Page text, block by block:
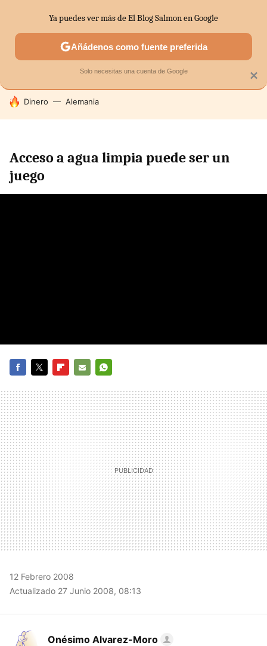
SECTORES ECONOMÍA DOMÉSTICA MERCADOS
HOY SE HABLA DE
Dinero Alemania
Acceso a agua limpia puede ser un
juego
MAIL
12 Febrero 2008
Actualizado 27 Junio 2008, 08:13
Onésimo Alvarez-Moro
×
Ya puedes ver más de El Blog Salmon en Google
Añádenos como fuente preferida
Solo necesitas una cuenta de Google